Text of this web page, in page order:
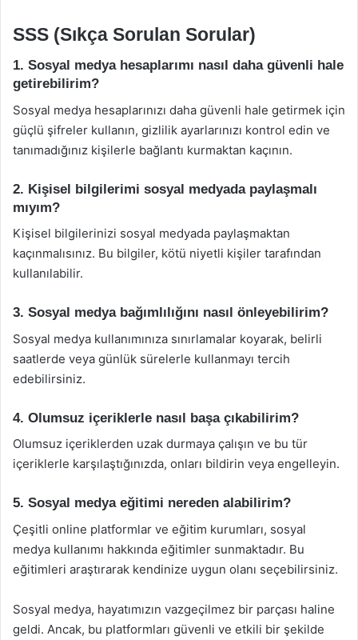
SSS (Sıkça Sorulan Sorular)
1. Sosyal medya hesaplarımı nasıl daha güvenli hale
getirebilirim?
Sosyal medya hesaplarınızı daha güvenli hale getirmek için
güçlü şifreler kullanın, gizlilik ayarlarınızı kontrol edin ve
tanımadığınız kişilerle bağlantı kurmaktan kaçının.
2. Kişisel bilgilerimi sosyal medyada paylaşmalı
mıyım?
Kişisel bilgilerinizi sosyal medyada paylaşmaktan
kaçınmalısınız. Bu bilgiler, kötü niyetli kişiler tarafından
kullanılabilir.
3. Sosyal medya bağımlılığını nasıl önleyebilirim?
Sosyal medya kullanımınıza sınırlamalar koyarak, belirli
saatlerde veya günlük sürelerle kullanmayı tercih
edebilirsiniz.
4. Olumsuz içeriklerle nasıl başa çıkabilirim?
Olumsuz içeriklerden uzak durmaya çalışın ve bu tür
içeriklerle karşılaştığınızda, onları bildirin veya engelleyin.
5. Sosyal medya eğitimi nereden alabilirim?
Çeşitli online platformlar ve eğitim kurumları, sosyal
medya kullanımı hakkında eğitimler sunmaktadır. Bu
eğitimleri araştırarak kendinize uygun olanı seçebilirsiniz.
Sosyal medya, hayatımızın vazgeçilmez bir parçası haline
geldi. Ancak, bu platformları güvenli ve etkili bir şekilde